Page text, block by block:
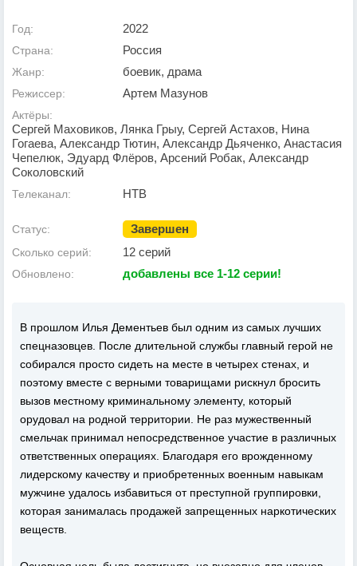
Год: 2022
Страна: Россия
Жанр: боевик, драма
Режиссер: Артем Мазунов
Актёры:
Сергей Маховиков, Лянка Грыу, Сергей Астахов, Нина
Гогаева, Александр Тютин, Александр Дьяченко, Анастасия
Чепелюк, Эдуард Флёров, Арсений Робак, Александр
Соколовский
Телеканал: НТВ
Статус: Завершен
Сколько серий: 12 серий
Обновлено: добавлены все 1-12 серии!
В прошлом Илья Дементьев был одним из самых лучших
спецназовцев. После длительной службы главный герой не
собирался просто сидеть на месте в четырех стенах, и
поэтому вместе с верными товарищами рискнул бросить
вызов местному криминальному элементу, который
орудовал на родной территории. Не раз мужественный
смельчак принимал непосредственное участие в различных
ответственных операциях. Благодаря его врожденному
лидерскому качеству и приобретенных военным навыкам
мужчине удалось избавиться от преступной группировки,
которая занималась продажей запрещенных наркотических
веществ.